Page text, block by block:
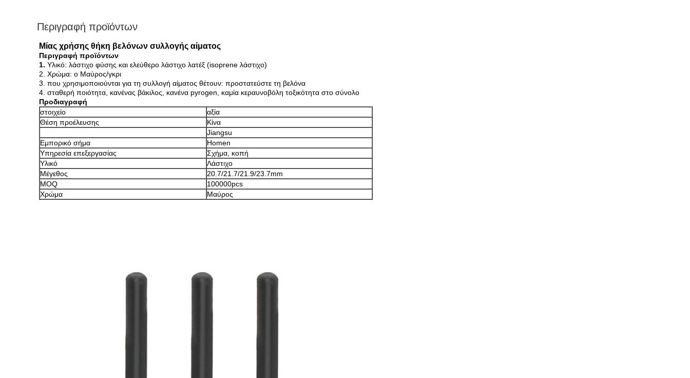
Περιγραφή προϊόντων
Μίας χρήσης θήκη βελόνων συλλογής αίματος
Περιγραφή προϊόντων
1. Υλικό: λάστιχο φύσης και ελεύθερο λάστιχο λατέξ (isoprene λάστιχο)
2. Χρώμα: ο Μαύρος/γκρι
3. που χρησιμοποιούνται για τη συλλογή αίματος θέτουν: προστατεύστε τη βελόνα
4. σταθερή ποιότητα, κανένας βάκιλος, κανένα pyrogen, καμία κεραυνοβόλη τοξικότητα στο σύνολο
Προδιαγραφή
στοιχείο
αξία
Θέση προέλευσης
Κίνα
Jiangsu
Εμπορικό σήμα
Homen
Υπηρεσία επεξεργασίας
Σχήμα, κοπή
Υλικό
Λάστιχο
Μέγεθος
20.7/21.7/21.9/23.7mm
MOQ
100000pcs
Χρώμα
Μαύρος